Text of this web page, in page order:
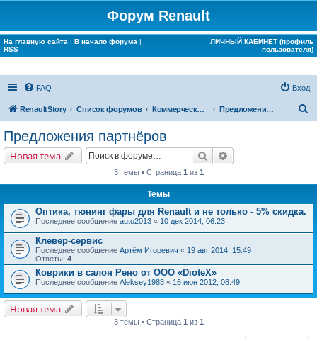
Форум Renault
На главную сайта | В начало форума |
RSS
ЛИЧНЫЙ КАБИНЕТ (профиль
пользователя)
FAQ Вход
RenaultStory Список форумов Коммерческие разделы Предложения партнёров
Предложения партнёров
Новая тема Поиск
3 темы • Страница 1 из 1
Темы
Оптика, тюнинг фары для Renault и не только - 5% скидка.
Последнее сообщение auto2013 « 10 дек 2014, 06:23
Клевер-сервис
Последнее сообщение Артём Игоревич « 19 авг 2014, 15:49
Ответы: 4
Коврики в салон Рено от ООО «DioteX»
Последнее сообщение Aleksey1983 « 16 июн 2012, 08:49
Новая тема
3 темы • Страница 1 из 1